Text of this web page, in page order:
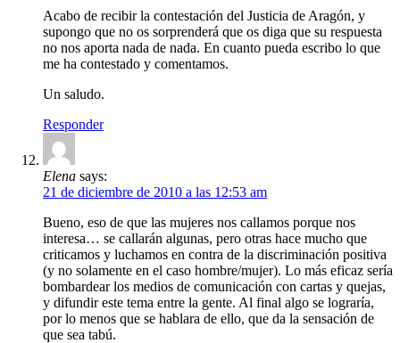
Acabo de recibir la contestación del Justicia de Aragón, y
supongo que no os sorprenderá que os diga que su respuesta
no nos aporta nada de nada. En cuanto pueda escribo lo que
me ha contestado y comentamos.
Un saludo.
Responder
Elena says:
21 de diciembre de 2010 a las 12:53 am
Bueno, eso de que las mujeres nos callamos porque nos
interesa… se callarán algunas, pero otras hace mucho que
criticamos y luchamos en contra de la discriminación positiva
(y no solamente en el caso hombre/mujer). Lo más eficaz sería
bombardear los medios de comunicación con cartas y quejas,
y difundir este tema entre la gente. Al final algo se lograría,
por lo menos que se hablara de ello, que da la sensación de
que sea tabú.